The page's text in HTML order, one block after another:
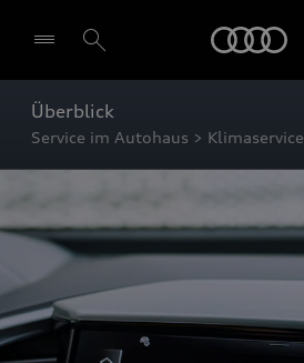
Überblick
Service im Autohaus > Klimaservice